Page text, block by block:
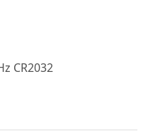
CR2032